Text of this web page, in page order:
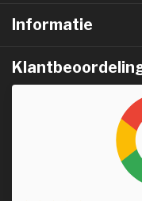
Informatie